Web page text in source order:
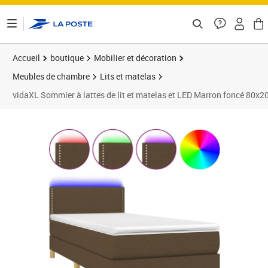
Accueil boutique
Mobilier et décoration
Meubles de chambre
Lits et matelas
vidaXL Sommier à lattes de lit et matelas et LED Marron foncé